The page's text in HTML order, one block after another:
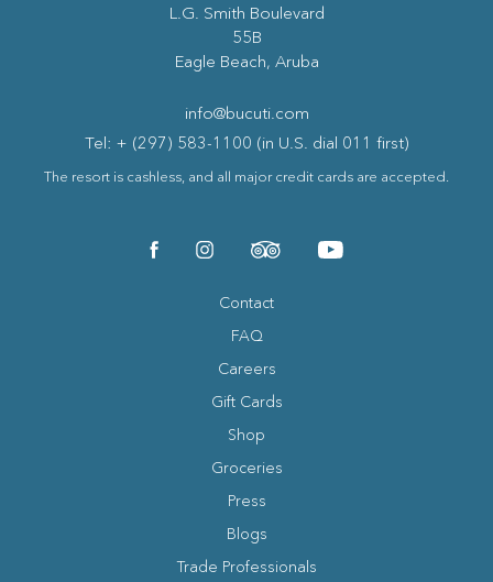
L.G. Smith Boulevard
55B
Eagle Beach, Aruba
info@bucuti.com
Tel: + (297) 583-1100 (in U.S. dial 011 first)
The resort is cashless, and all major credit cards are accepted.
Contact
FAQ
Careers
Gift Cards
Shop
Groceries
Press
Blogs
Trade Professionals